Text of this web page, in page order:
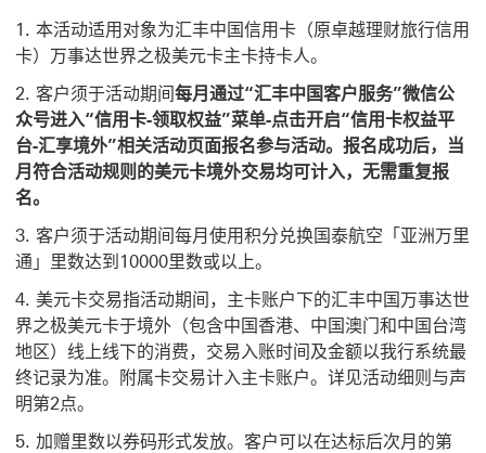
本活动适用对象为汇丰中国信用卡（原卓越理财旅行信用
卡）万事达世界之极美元卡主卡持卡人。
客户须于活动期间每月通过“汇丰中国客户服务”微信公
众号进入“信用卡-领取权益”菜单-点击开启“信用卡权益平
台-汇享境外”相关活动页面报名参与活动。报名成功后，当
月符合活动规则的美元卡境外交易均可计入，无需重复报
名。
客户须于活动期间每月使用积分兑换国泰航空「亚洲万里
通」里数达到10000里数或以上。
美元卡交易指活动期间，主卡账户下的汇丰中国万事达世
界之极美元卡于境外（包含中国香港、中国澳门和中国台湾
地区）线上线下的消费，交易入账时间及金额以我行系统最
终记录为准。附属卡交易计入主卡账户。详见活动细则与声
明第2点。
加赠里数以券码形式发放。客户可以在达标后次月的第